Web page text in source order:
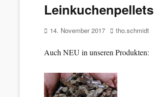
Leinkuchenpellets
Posted
14. November 2017 Author
tho.schmidt
Auch NEU in unseren Produkten: